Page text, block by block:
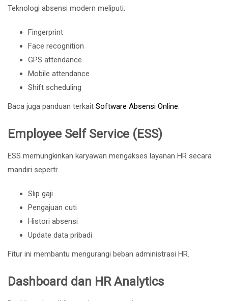
Teknologi absensi modern meliputi:
Fingerprint
Face recognition
GPS attendance
Mobile attendance
Shift scheduling
Baca juga panduan terkait Software Absensi Online.
Employee Self Service (ESS)
ESS memungkinkan karyawan mengakses layanan HR secara
mandiri seperti:
Slip gaji
Pengajuan cuti
Histori absensi
Update data pribadi
Fitur ini membantu mengurangi beban administrasi HR.
Dashboard dan HR Analytics